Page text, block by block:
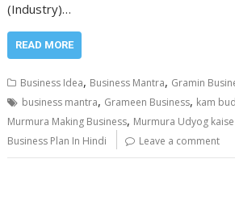
(Industry)…
READ MORE
Business Idea, Business Mantra, Gramin
business mantra, Grameen Business, kam
Murmura Making Business, Murmura Udyog
Business Plan In Hindi
Leave a comment